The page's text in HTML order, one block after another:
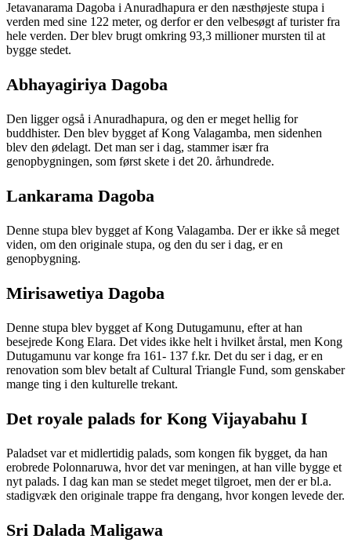
Jetavanarama Dagoba i Anuradhapura er den næsthøjeste stupa i
verden med sine 122 meter, og derfor er den velbesøgt af turister fra
hele verden. Der blev brugt omkring 93,3 millioner mursten til at
bygge stedet.
Abhayagiriya Dagoba
Den ligger også i Anuradhapura, og den er meget hellig for
buddhister. Den blev bygget af Kong Valagamba, men sidenhen
blev den ødelagt. Det man ser i dag, stammer især fra
genopbygningen, som først skete i det 20. århundrede.
Lankarama Dagoba
Denne stupa blev bygget af Kong Valagamba. Der er ikke så meget
viden, om den originale stupa, og den du ser i dag, er en
genopbygning.
Mirisawetiya Dagoba
Denne stupa blev bygget af Kong Dutugamunu, efter at han
besejrede Kong Elara. Det vides ikke helt i hvilket årstal, men Kong
Dutugamunu var konge fra 161- 137 f.kr. Det du ser i dag, er en
renovation som blev betalt af Cultural Triangle Fund, som genskaber
mange ting i den kulturelle trekant.
Det royale palads for Kong Vijayabahu I
Paladset var et midlertidig palads, som kongen fik bygget, da han
erobrede Polonnaruwa, hvor det var meningen, at han ville bygge et
nyt palads. I dag kan man se stedet meget tilgroet, men der er bl.a.
stadigvæk den originale trappe fra dengang, hvor kongen levede der.
Sri Dalada Maligawa